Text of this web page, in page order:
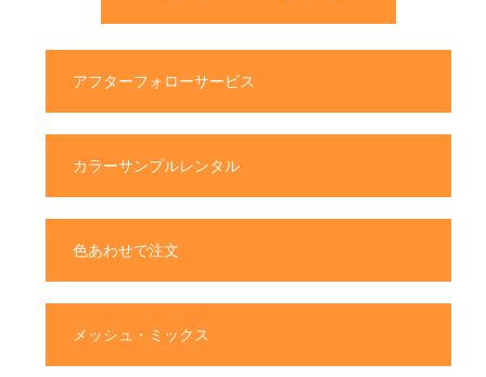
アフターフォローサービス
カラーサンプルレンタル
色あわせで注文
メッシュ・ミックス